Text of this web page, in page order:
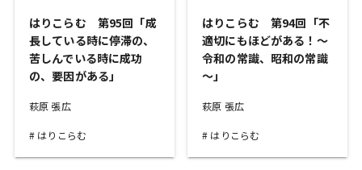
はりこらむ 第95回「成
長している時に停滞の、
苦しんでいる時に成功
の、要因がある」
萩原 張広
はりこらむ
はりこらむ 第94回「不
適切にもほどがある！～
令和の常識、昭和の常識
～」
萩原 張広
はりこらむ